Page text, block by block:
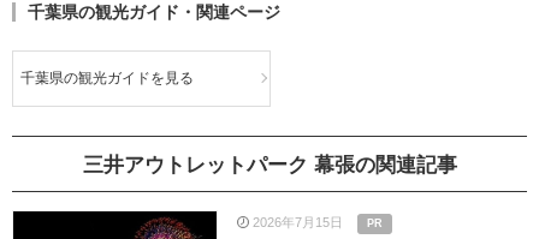
千葉県の観光ガイド・関連ページ
千葉県の観光ガイドを見る
三井アウトレットパーク 幕張の関連記事
2026年7月15日 PR